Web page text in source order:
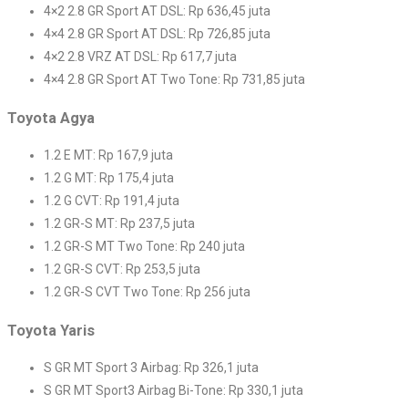
4×2 2.8 GR Sport AT DSL: Rp 636,45 juta
4×4 2.8 GR Sport AT DSL: Rp 726,85 juta
4×2 2.8 VRZ AT DSL: Rp 617,7 juta
4×4 2.8 GR Sport AT Two Tone: Rp 731,85 juta
Toyota Agya
1.2 E MT: Rp 167,9 juta
1.2 G MT: Rp 175,4 juta
1.2 G CVT: Rp 191,4 juta
1.2 GR-S MT: Rp 237,5 juta
1.2 GR-S MT Two Tone: Rp 240 juta
1.2 GR-S CVT: Rp 253,5 juta
1.2 GR-S CVT Two Tone: Rp 256 juta
Toyota Yaris
S GR MT Sport 3 Airbag: Rp 326,1 juta
S GR MT Sport3 Airbag Bi-Tone: Rp 330,1 juta